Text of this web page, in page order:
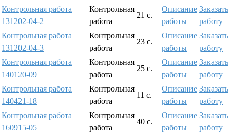
Контрольная работа
131202-04-2
Контрольная
работа
21 с.
Описание
работы
Заказать
работу
Контрольная работа
131202-04-3
Контрольная
работа
23 с.
Описание
работы
Заказать
работу
Контрольная работа
140120-09
Контрольная
работа
25 с.
Описание
работы
Заказать
работу
Контрольная работа
140421-18
Контрольная
работа
11 с.
Описание
работы
Заказать
работу
Контрольная работа
160915-05
Контрольная
работа
40 с.
Описание
работы
Заказать
работу